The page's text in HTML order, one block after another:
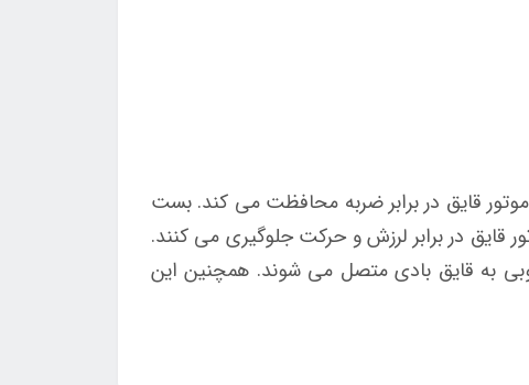
قایق در برابر ضربه محافظت می کند. بست
در برابر لرزش و حرکت جلوگیری می کنند.
به قایق بادی متصل می شوند. همچنین این